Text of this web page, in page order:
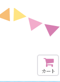
カート